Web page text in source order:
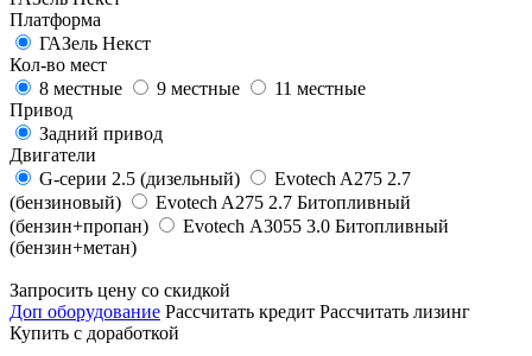
Платформа
ГАЗель Некст
Кол-во мест
8 местные
9 местные
11 местные
Привод
Задний привод
Двигатели
G-серии 2.5 (дизельный)
Evotech A275 2.7
(бензиновый)
Evotech A275 2.7 Битопливный
(бензин+пропан)
Evotech А3055 3.0 Битопливный
(бензин+метан)
Запросить цену со скидкой
Доп оборудование Рассчитать кредит Рассчитать лизинг
Купить с доработкой